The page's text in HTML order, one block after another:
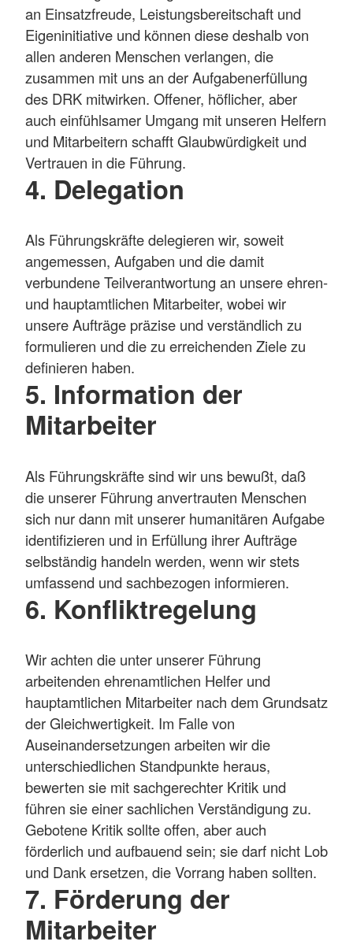
an Einsatzfreude, Leistungsbereitschaft und
Eigeninitiative und können diese deshalb von
allen anderen Menschen verlangen, die
zusammen mit uns an der Aufgabenerfüllung
des DRK mitwirken. Offener, höflicher, aber
auch einfühlsamer Umgang mit unseren Helfern
und Mitarbeitern schafft Glaubwürdigkeit und
Vertrauen in die Führung.
4. Delegation
Als Führungskräfte delegieren wir, soweit
angemessen, Aufgaben und die damit
verbundene Teilverantwortung an unsere ehren-
und hauptamtlichen Mitarbeiter, wobei wir
unsere Aufträge präzise und verständlich zu
formulieren und die zu erreichenden Ziele zu
definieren haben.
5. Information der
Mitarbeiter
Als Führungskräfte sind wir uns bewußt, daß
die unserer Führung anvertrauten Menschen
sich nur dann mit unserer humanitären Aufgabe
identifizieren und in Erfüllung ihrer Aufträge
selbständig handeln werden, wenn wir stets
umfassend und sachbezogen informieren.
6. Konfliktregelung
Wir achten die unter unserer Führung
arbeitenden ehrenamtlichen Helfer und
hauptamtlichen Mitarbeiter nach dem Grundsatz
der Gleichwertigkeit. Im Falle von
Auseinandersetzungen arbeiten wir die
unterschiedlichen Standpunkte heraus,
bewerten sie mit sachgerechter Kritik und
führen sie einer sachlichen Verständigung zu.
Gebotene Kritik sollte offen, aber auch
förderlich und aufbauend sein; sie darf nicht Lob
und Dank ersetzen, die Vorrang haben sollten.
7. Förderung der
Mitarbeiter